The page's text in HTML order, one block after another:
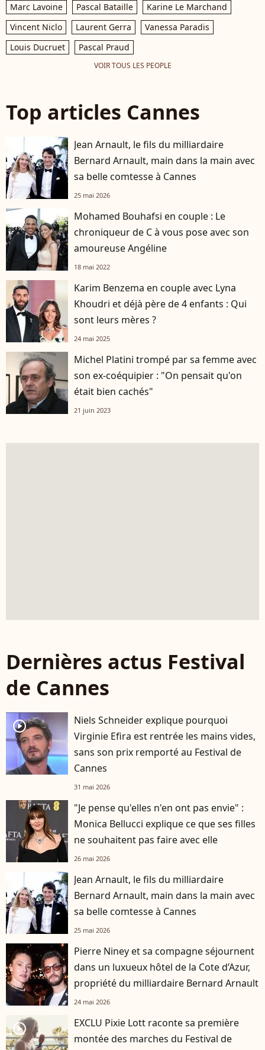
Marc Lavoine Pascal Bataille
Karine Le Marchand
Vincent Niclo
Laurent Gerra
Vanessa Paradis
Louis Ducruet
Pascal Praud
VOIR TOUS LES PEOPLE
Top articles Cannes
Jean Arnault, le fils du milliardaire
Bernard Arnault, main dans la main avec
sa belle comtesse à Cannes
25 mai 2026
Mohamed Bouhafsi en couple : Le
chroniqueur de C à vous pose avec son
amoureuse Angéline
18 mai 2022
Karim Benzema en couple avec Lyna
Khoudri et déjà père de 4 enfants : Qui
sont leurs mères ?
24 mai 2025
Michel Platini trompé par sa femme avec
son ex-coéquipier : "On pensait qu'on
était bien cachés"
21 juin 2023
Dernières actus Festival
de Cannes
player2
Niels Schneider explique pourquoi
Virginie Efira est rentrée les mains vides,
sans son prix remporté au Festival de
Cannes
31 mai 2026
"Je pense qu'elles n'en ont pas envie" :
Monica Bellucci explique ce que ses filles
ne souhaitent pas faire avec elle
26 mai 2026
Jean Arnault, le fils du milliardaire
Bernard Arnault, main dans la main avec
sa belle comtesse à Cannes
25 mai 2026
Pierre Niney et sa compagne séjournent
dans un luxueux hôtel de la Cote d’Azur,
propriété du milliardaire Bernard Arnault
24 mai 2026
player2
EXCLU Pixie Lott raconte sa première
montée des marches du Festival de